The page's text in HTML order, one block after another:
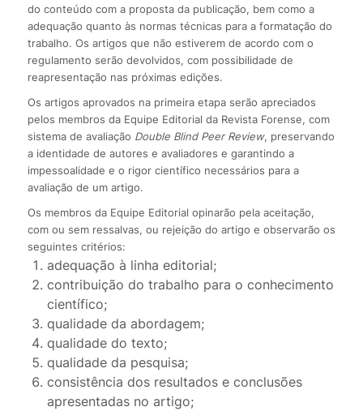
do conteúdo com a proposta da publicação, bem como a
adequação quanto às normas técnicas para a formatação do
trabalho. Os artigos que não estiverem de acordo com o
regulamento serão devolvidos, com possibilidade de
reapresentação nas próximas edições.
Os artigos aprovados na primeira etapa serão apreciados
pelos membros da Equipe Editorial da Revista Forense, com
sistema de avaliação Double Blind Peer Review, preservando
a identidade de autores e avaliadores e garantindo a
impessoalidade e o rigor científico necessários para a
avaliação de um artigo.
Os membros da Equipe Editorial opinarão pela aceitação,
com ou sem ressalvas, ou rejeição do artigo e observarão os
seguintes critérios:
adequação à linha editorial;
contribuição do trabalho para o conhecimento
científico;
qualidade da abordagem;
qualidade do texto;
qualidade da pesquisa;
consistência dos resultados e conclusões
apresentadas no artigo;